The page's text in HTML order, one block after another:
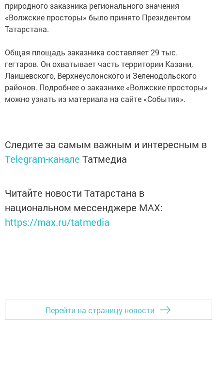
природного заказника регионального значения
«Волжские просторы» было принято Президентом
Татарстана.
Общая площадь заказника составляет 29 тыс.
гегтаров. Он охватывает часть территории Казани,
Лаишевского, Верхнеуслонского и Зеленодольского
районов. Подробнее о заказнике «Волжские просторы»
можно узнать из материала на сайте «События».
Следите за самым важным и интересным в
Telegram-канале Татмедиа
Читайте новости Татарстана в
национальном мессенджере MАХ:
https://max.ru/tatmedia
Перейти на страницу новости